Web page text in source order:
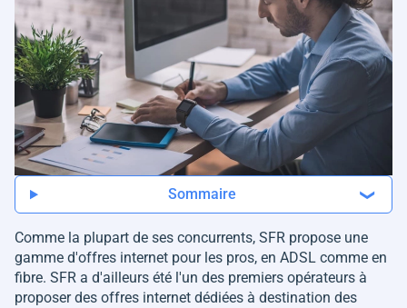
Sommaire
Comme la plupart de ses concurrents, SFR propose une
gamme d'offres internet pour les pros, en ADSL comme en
fibre. SFR a d'ailleurs été l'un des premiers opérateurs à
proposer des offres internet dédiées à destination des